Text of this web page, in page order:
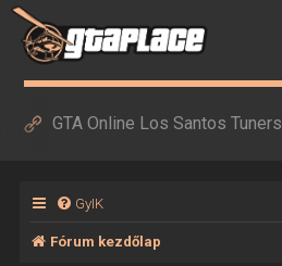
GTA Online Los Santos Tuners
GyIK
Fórum kezdőlap